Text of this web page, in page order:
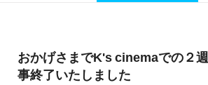
おかげさまでK's cinemaでの２
事終了いたしました